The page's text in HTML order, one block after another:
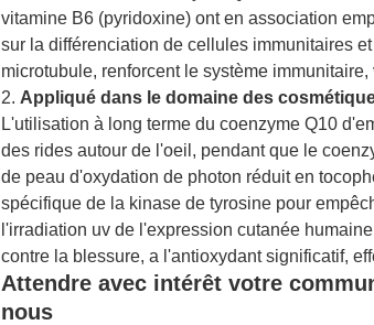
vitamine B6 (pyridoxine) ont en association
sur la différenciation de cellules immunitaires
microtubule, renforcent le système
2. Appliqué dans le domaine des
L'utilisation à long terme du coenzyme Q10
des rides autour de l'oeil, pendant que le
de peau d'oxydation de photon réduit en
spécifique de la kinase de tyrosine pour
l'irradiation uv de l'expression cutanée
contre la blessure, a l'antioxydant significatif,
Attendre avec intérêt votre
nous